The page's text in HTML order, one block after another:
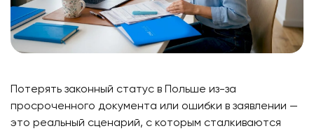
Потерять законный статус в Польше из-за
просроченного документа или ошибки в заявлении —
это реальный сценарий, с которым сталкиваются